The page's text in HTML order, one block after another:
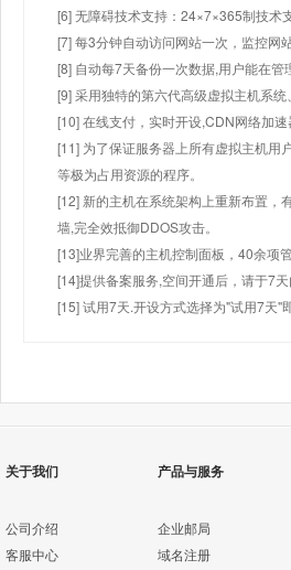
[6] 无障碍技术支持：24×7×365制技术
[7] 每3分钟自动访问网站一次，监控网
[8] 自动每7天备份一次数据,用户能在管
[9] 采用独特的第六代高级虚拟主机系
[10] 在线支付，实时开设,CDN网络加
[11] 为了保证服务器上所有虚拟主机用
等极为占用资源的程序。
[12] 新的主机在系统架构上重新布置，
墙,完全效抵御DDOS攻击。
[13]业界完善的主机控制面板，40余项
[14]提供备案服务,空间开通后，请于7天
[15] 试用7天.开设方式选择为"试用7天"即
关于我们
公司介绍
客服中心
产品与服务
企业邮局
域名注册